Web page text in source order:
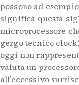
possono ad
significa questa
microprocessore
gergo tecnico
oggi non
valuta un
all’eccessivo